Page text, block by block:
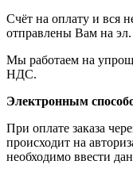
Счёт на оплату и вся
отправлены Вам на эл.
Мы работаем на
НДС.
Электронным
При оплате заказа
происходит на
необходимо ввести